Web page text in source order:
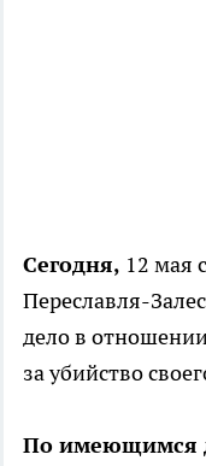
Сегодня, 12 мая
Переславля-
дело в
за убийство
По имеющимся